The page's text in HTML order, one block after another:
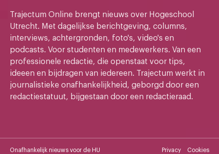
Trajectum Online brengt nieuws over Hogeschool
Utrecht. Met dagelijkse berichtgeving, columns,
interviews, achtergronden, foto's, video's en
podcasts. Voor studenten en medewerkers. Van een
professionele redactie, die openstaat voor tips,
ideeen en bijdragen van iedereen. Trajectum werkt in
journalistieke onafhankelijkheid, geborgd door een
redactiestatuut, bijgestaan door een redactieraad.
Onafhankelijk nieuws voor de HU Privacy Cookies